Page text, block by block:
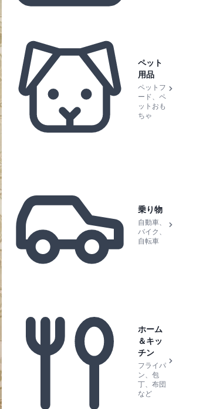
ペット
用品
ペットフ
ード、ペ
ットおも
ちゃ
乗り物
自動車、
バイク、
自転車
ホーム
＆キッ
チン
フライパ
ン、包
丁、布団
など